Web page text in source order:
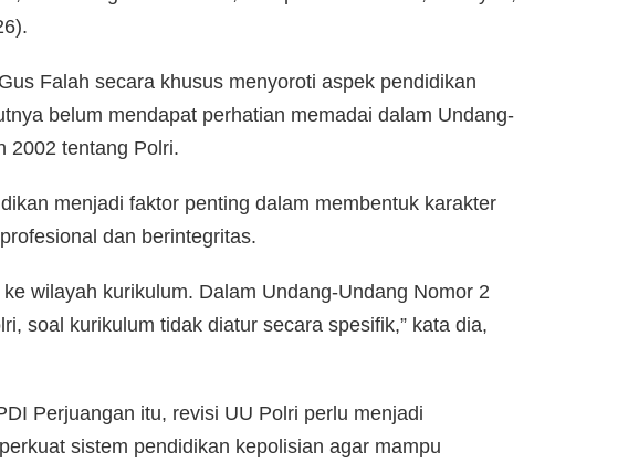
Falah secara khusus menyoroti aspek pendidikan
belum mendapat perhatian memadai dalam Undang-
2002 tentang Polri.
menjadi faktor penting dalam membentuk karakter
dan berintegritas.
wilayah kurikulum. Dalam Undang-Undang Nomor 2
soal kurikulum tidak diatur secara spesifik,” kata dia,
Perjuangan itu, revisi UU Polri perlu menjadi
sistem pendidikan kepolisian agar mampu